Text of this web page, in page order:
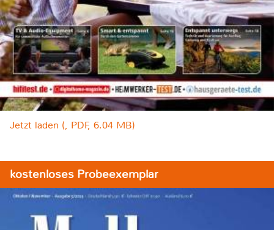
Jetzt laden (, PDF, 6.04 MB)
kostenloses Probeexemplar